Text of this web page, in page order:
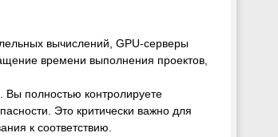
вычислений, GPU-серверы
времени выполнения проектов,
полностью контролируете
Это критически важно для
к соответствию.